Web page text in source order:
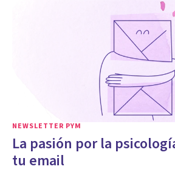
NEWSLETTER PYM
La pasión por la
tu email